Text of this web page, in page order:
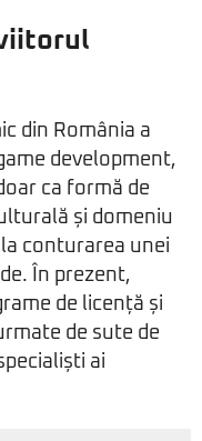
din România a
development,
ca formă de
și domeniu
conturarea unei
În prezent,
de licență și
de sute de
ai